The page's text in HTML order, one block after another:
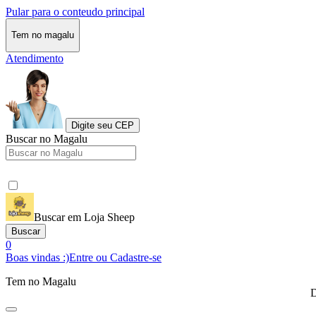
Pular para o conteudo principal
Tem no magalu
Atendimento
Digite seu CEP
Buscar no Magalu
Buscar em Loja Sheep
Buscar
0
Boas vindas :)Entre ou Cadastre-se
Tem no Magalu